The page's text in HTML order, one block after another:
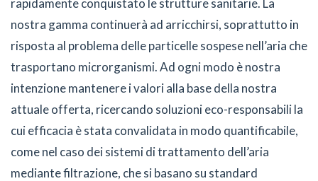
rapidamente conquistato le strutture sanitarie. La
nostra gamma continuerà ad arricchirsi, soprattutto in
risposta al problema delle particelle sospese nell’aria che
trasportano microrganismi. Ad ogni modo è nostra
intenzione mantenere i valori alla base della nostra
attuale offerta, ricercando soluzioni eco-responsabili la
cui efficacia è stata convalidata in modo quantificabile,
come nel caso dei sistemi di trattamento dell’aria
mediante filtrazione, che si basano su standard